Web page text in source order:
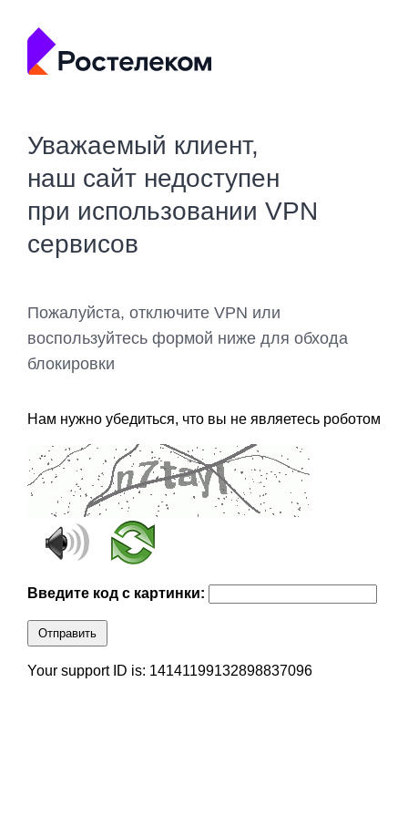
Уважаемый клиент,
наш сайт недоступен
при использовании VPN
сервисов
Пожалуйста, отключите VPN или
воспользуйтесь формой ниже для обхода
блокировки
Нам нужно убедиться, что вы не являетесь роботом
Введите код с картинки:
Отправить
Your support ID is: 14141199132898837096